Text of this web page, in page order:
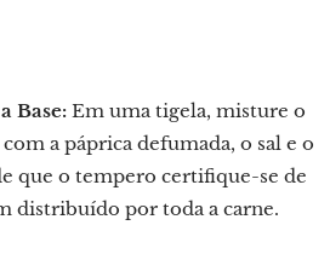
Base: Em uma tigela, misture o
a páprica defumada, o sal e o
que o tempero certifique-se de
distribuído por toda a carne.